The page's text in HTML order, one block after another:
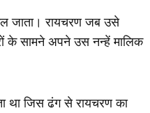
जाता। रायचरण जब उसे
के सामने अपने उस नन्हें मालिक
था जिस ढंग से रायचरण का